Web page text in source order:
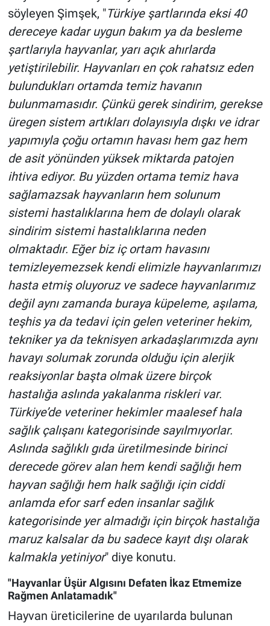
söyleyen Şimşek, "Türkiye şartlarında eksi 40
dereceye kadar uygun bakım ya da besleme
şartlarıyla hayvanlar, yarı açık ahırlarda
yetiştirilebilir. Hayvanları en çok rahatsız eden
bulundukları ortamda temiz havanın
bulunmamasıdır. Çünkü gerek sindirim, gerekse
üregen sistem artıkları dolayısıyla dışkı ve idrar
yapımıyla çoğu ortamın havası hem gaz hem
de asit yönünden yüksek miktarda patojen
ihtiva ediyor. Bu yüzden ortama temiz hava
sağlamazsak hayvanların hem solunum
sistemi hastalıklarına hem de dolaylı olarak
sindirim sistemi hastalıklarına neden
olmaktadır. Eğer biz iç ortam havasını
temizleyemezsek kendi elimizle hayvanlarımızı
hasta etmiş oluyoruz ve sadece hayvanlarımız
değil aynı zamanda buraya küpeleme, aşılama,
teşhis ya da tedavi için gelen veteriner hekim,
tekniker ya da teknisyen arkadaşlarımızda aynı
havayı solumak zorunda olduğu için alerjik
reaksiyonlar başta olmak üzere birçok
hastalığa aslında yakalanma riskleri var.
Türkiye’de veteriner hekimler maalesef hala
sağlık çalışanı kategorisinde sayılmıyorlar.
Aslında sağlıklı gıda üretilmesinde birinci
derecede görev alan hem kendi sağlığı hem
hayvan sağlığı hem halk sağlığı için ciddi
anlamda efor sarf eden insanlar sağlık
kategorisinde yer almadığı için birçok hastalığa
maruz kalsalar da bu sadece kayıt dışı olarak
kalmakla yetiniyor" diye konutu.
"Hayvanlar Üşür Algısını Defaten İkaz Etmemize
Rağmen Anlatamadık"
Hayvan üreticilerine de uyarılarda bulunan